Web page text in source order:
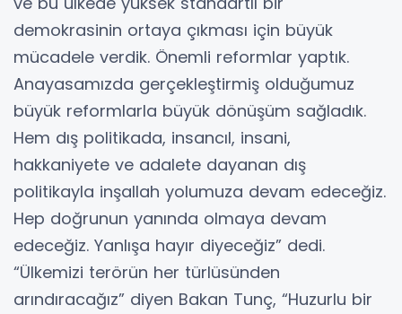
demokrasinin ortaya çıkması için büyük
mücadele verdik. Önemli reformlar yaptık.
Anayasamızda gerçekleştirmiş olduğumuz
büyük reformlarla büyük dönüşüm sağladık.
Hem dış politikada, insancıl, insani,
hakkaniyete ve adalete dayanan dış
politikayla inşallah yolumuza devam edeceğiz.
Hep doğrunun yanında olmaya devam
edeceğiz. Yanlışa hayır diyeceğiz” dedi.
“Ülkemizi terörün her türlüsünden
arındıracağız” diyen Bakan Tunç, “Huzurlu bir